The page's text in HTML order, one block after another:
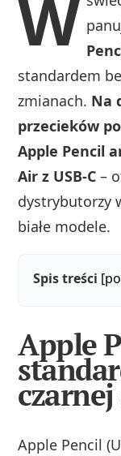
W
standardem
zmianach. Na
przecieków
Apple Pencil
Air z USB‑C –
dystrybutorzy
białe modele.
Spis treści
Apple
Apple Pencil